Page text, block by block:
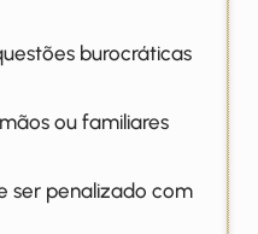
burocráticas
ou familiares
ser penalizado com